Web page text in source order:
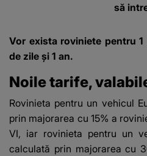
să
fanilor
Vor exista roviniete pentru
de zile și 1 an.
Noile tarife,
Rovinieta pentru un vehicul
prin majorarea cu 15% a
VI, iar rovinieta pentru un
calculată prin majorarea cu